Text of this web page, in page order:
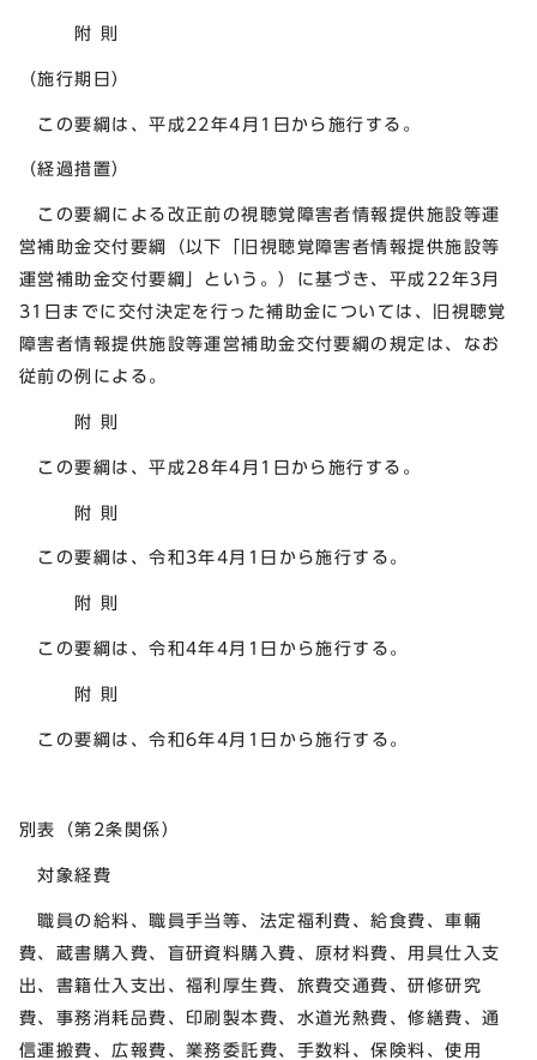
附 則
（施行期日）
この要綱は、平成22年4月1日から施行する。
（経過措置）
この要綱による改正前の視聴覚障害者情報提供施設等運
営補助金交付要綱（以下「旧視聴覚障害者情報提供施設等
運営補助金交付要綱」という。）に基づき、平成22年3月
31日までに交付決定を行った補助金については、旧視聴覚
障害者情報提供施設等運営補助金交付要綱の規定は、なお
従前の例による。
附 則
この要綱は、平成28年4月1日から施行する。
附 則
この要綱は、令和3年4月1日から施行する。
附 則
この要綱は、令和4年4月1日から施行する。
附 則
この要綱は、令和6年4月1日から施行する。
別表（第2条関係）
対象経費
職員の給料、職員手当等、法定福利費、給食費、車輛
費、蔵書購入費、盲研資料購入費、原材料費、用具仕入支
出、書籍仕入支出、福利厚生費、旅費交通費、研修研究
費、事務消耗品費、印刷製本費、水道光熱費、修繕費、通
信運搬費、広報費、業務委託費、手数料、保険料、使用